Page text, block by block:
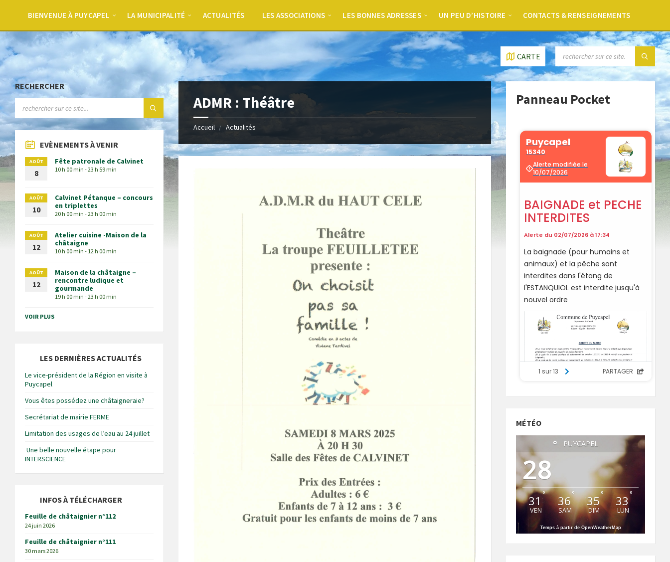
BIENVENUE À PUYCAPEL LA MUNICIPALITÉ ACTUALITÉS LES ASSOCIATIONS LES BONNES ADRESSES UN PEU D’HISTOIRE CONTACTS & RENSEIGNEMENTS
CARTE
ADMR : Théâtre
Accueil Actualités
RECHERCHER
EVÈNEMENTS À VENIR
AOÛT
8
Fête patronale de Calvinet
10 h 00 min - 23 h 59 min
AOÛT
10
Calvinet Pétanque – concours
en triplettes
20 h 00 min - 23 h 00 min
AOÛT
12
Atelier cuisine -Maison de la
châtaigne
10 h 00 min - 12 h 00 min
AOÛT
12
Maison de la châtaigne –
rencontre ludique et
gourmande
19 h 00 min - 23 h 00 min
VOIR PLUS
LES DERNIÈRES ACTUALITÉS
Le vice-président de la Région en visite à
Puycapel
Vous êtes possédez une châtaigneraie?
Secrétariat de mairie FERME
Limitation des usages de l’eau au 24 juillet
Une belle nouvelle étape pour
INTERSCIENCE
INFOS À TÉLÉCHARGER
Feuille de châtaignier n°112
24 juin 2026
Feuille de châtaignier n°111
30 mars 2026
Panneau Pocket
MÉTÉO
PUYCAPEL
28
°
31 °
VEN
36°
SAM
35°
DIM
33°
LUN
Temps à partir de OpenWeatherMap